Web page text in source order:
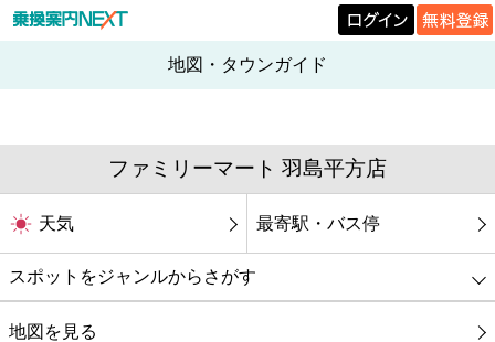
地図・タウンガイド
ファミリーマート 羽島平方店
天気 最寄駅・バス停
スポットをジャンルからさがす
グルメ
地図を見る